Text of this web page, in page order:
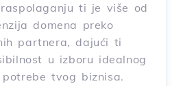
ti je više od
domena preko
partnera, dajući ti
u izboru idealnog
tvog biznisa.